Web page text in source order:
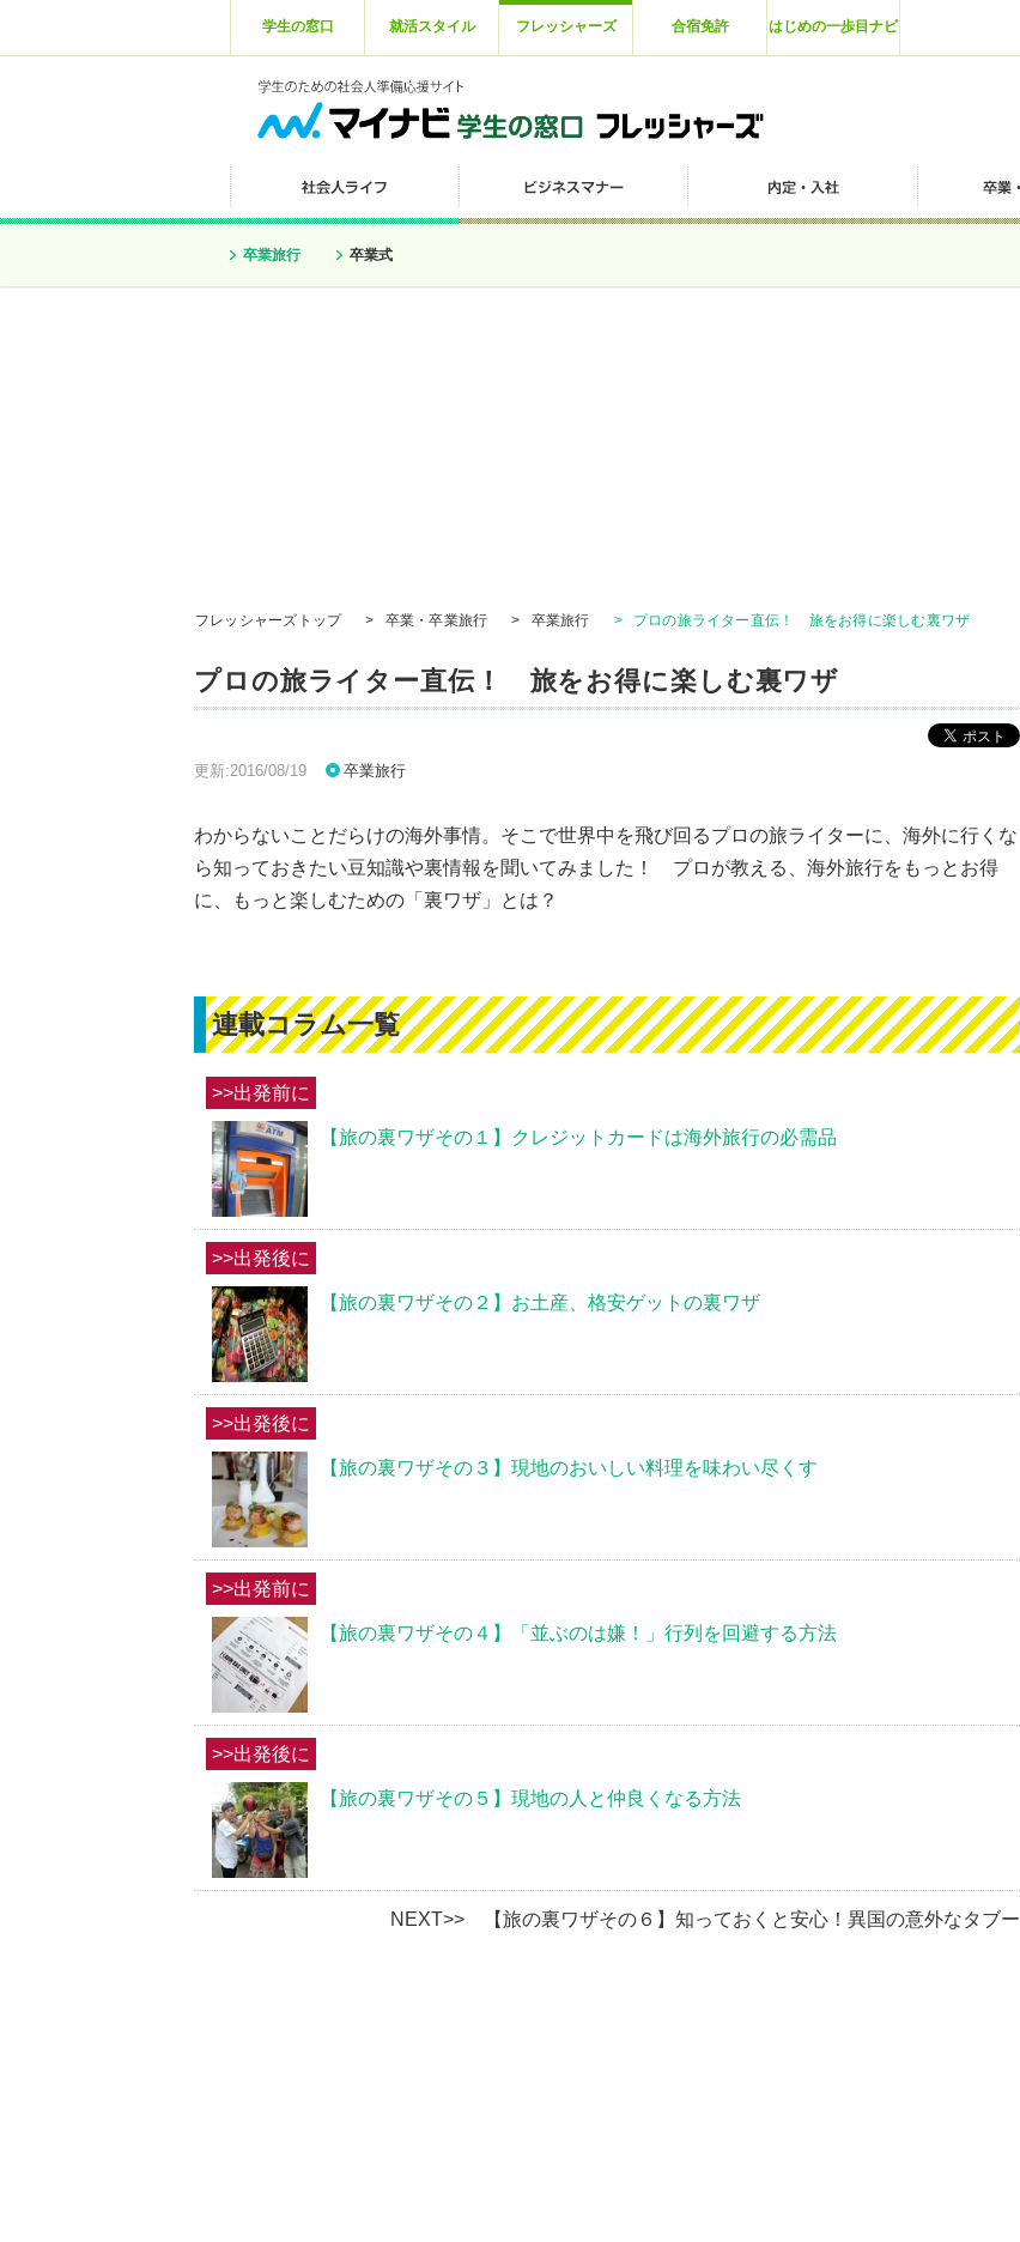
学生の窓口 就活スタイル フレッシャーズ 合宿免許 はじめの一歩目ナビ
卒業旅行 卒業式
フレッシャーズトップ > 卒業・卒業旅行 > 卒業旅行 > プロの旅ライター直伝！ 旅をお得に楽しむ裏ワザ
プロの旅ライター直伝！ 旅をお得に楽しむ裏ワザ
更新:2016/08/19 卒業旅行
わからないことだらけの海外事情。そこで世界中を飛び回るプロの旅ライターに、海外に行くな
ら知っておきたい豆知識や裏情報を聞いてみました！ プロが教える、海外旅行をもっとお得
に、もっと楽しむための「裏ワザ」とは？
連載コラム一覧
>>出発前に
【旅の裏ワザその１】クレジットカードは海外旅行の必需品
>>出発後に
【旅の裏ワザその２】お土産、格安ゲットの裏ワザ
>>出発後に
【旅の裏ワザその３】現地のおいしい料理を味わい尽くす
>>出発前に
【旅の裏ワザその４】「並ぶのは嫌！」行列を回避する方法
>>出発後に
【旅の裏ワザその５】現地の人と仲良くなる方法
NEXT>> 【旅の裏ワザその６】知っておくと安心！異国の意外なタブー